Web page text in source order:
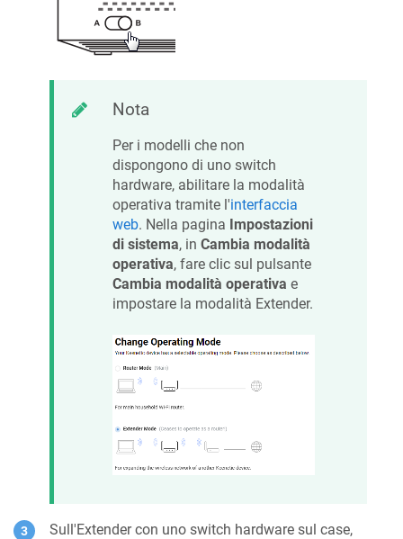
Nota
Per i modelli che non
dispongono di uno switch
hardware, abilitare la modalità
operativa tramite l'interfaccia
web. Nella pagina Impostazioni
di sistema, in Cambia modalità
operativa, fare clic sul pulsante
Cambia modalità operativa e
impostare la modalità Extender.
Sull'Extender con uno switch hardware sul case,